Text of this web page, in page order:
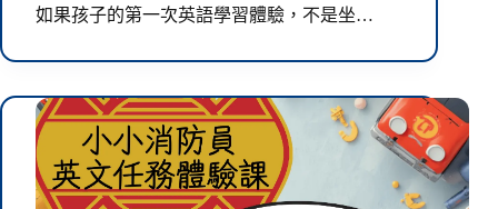
如果孩子的第一次英語學習體驗，不是坐…